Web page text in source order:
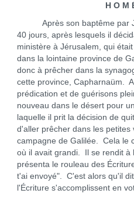
H O M
Après son baptême par
40 jours, après lesquels il
ministère à Jérusalem, qui
dans la lointaine province de
donc à prêcher dans la
cette province, Capharnaüm.
prédication et de guérisons
nouveau dans le désert pour
laquelle il prit la décision de
d'aller prêcher dans les petites
campagne de Galilée. Cela le
où il avait grandi. Il se rendit à
présenta le rouleau des
t'ai envoyé". C'est alors qu'il
l'Écriture s'accomplissent en